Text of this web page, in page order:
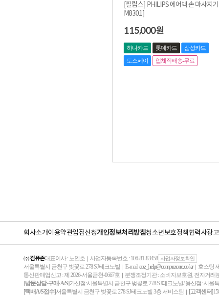
[필립스] PHILIPS 에어백 손 마사지
M8301]
115,000원
하나카드 롯데카드
삼성카드
토스페이
업체직배송-무료
회사소개이용약관입점신청개인정보처리방침청소년보호정책협력사광
㈜ 컴퓨존대표이사 : 노인호 ｜ 사업자등록번호 : 106-81-83458 사업자정보확인
서울특별시 금천구 벚꽃로 278 SJ테크노빌 ｜ E-mail :coz_help@compuzone.co.kr｜ 호스팅
통신판매업신고 : 제 2026-서울금천-0667호 ｜ 분쟁조정기관 : 소비자보호원, 전자거래
[방문상담·구매·A/S]가산점:서울특별시 금천구 벚꽃로 278 SJ테크노빌/ 용산점: 서울
[택배A/S접수]서울특별시 금천구 벚꽃로 278 SJ테크노빌 3층 서비스팀 ｜ [고객센터]